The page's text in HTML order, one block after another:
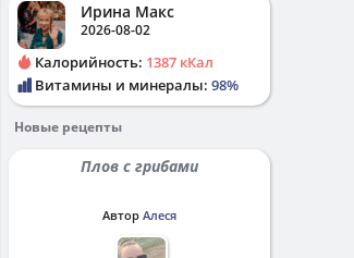
Ирина Макс
2026-08-02
Калорийность: 1387 кКал
Витамины и минералы: 98%
Новые рецепты
Плов с грибами
Автор Алеся